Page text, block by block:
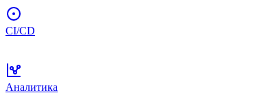
CI/CD
Аналитика